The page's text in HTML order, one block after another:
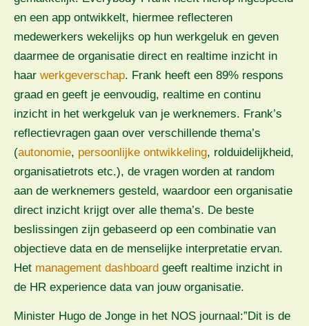
en een app ontwikkelt, hiermee reflecteren
medewerkers wekelijks op hun werkgeluk en geven
daarmee de organisatie direct en realtime inzicht in
haar werkgeverschap. Frank heeft een 89% respons
graad en geeft je eenvoudig, realtime en continu
inzicht in het werkgeluk van je werknemers. Frank’s
reflectievragen gaan over verschillende thema’s
(autonomie, persoonlijke ontwikkeling, rolduidelijkheid,
organisatietrots etc.), de vragen worden at random
aan de werknemers gesteld, waardoor een organisatie
direct inzicht krijgt over alle thema’s. De beste
beslissingen zijn gebaseerd op een combinatie van
objectieve data en de menselijke interpretatie ervan.
Het management dashboard geeft realtime inzicht in
de HR experience data van jouw organisatie.
Minister Hugo de Jonge in het NOS journaal:”Dit is de